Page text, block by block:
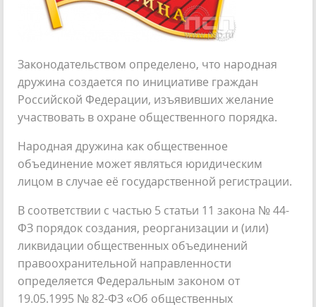
Законодательством определено, что народная
дружина создается по инициативе граждан
Российской Федерации, изъявивших желание
участвовать в охране общественного порядка.
Народная дружина как общественное
объединение может являться юридическим
лицом в случае её государственной регистрации.
В соответствии с частью 5 статьи 11 закона № 44-
ФЗ порядок создания, реорганизации и (или)
ликвидации общественных объединений
правоохранительной направленности
определяется Федеральным законом от
19.05.1995 № 82-ФЗ «Об общественных